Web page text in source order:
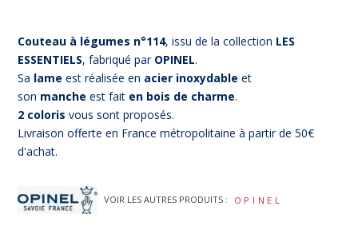
Couteau à légumes n°114, issu de la collection LES
ESSENTIELS, fabriqué par OPINEL.
Sa lame est réalisée en acier inoxydable et
son manche est fait en bois de charme.
2 coloris vous sont proposés.
Livraison offerte en France métropolitaine à partir de 50€
d'achat.
VOIR LES AUTRES PRODUITS : OPINEL